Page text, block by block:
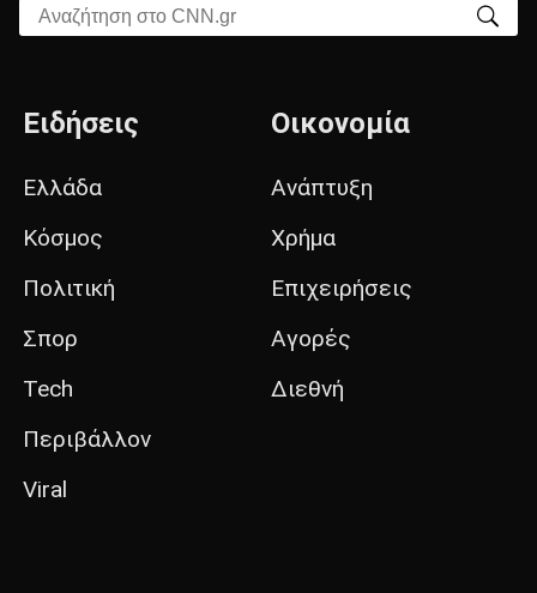
Αναζήτηση στο CNN.gr
Ειδήσεις
Ελλάδα
Κόσμος
Πολιτική
Σπορ
Tech
Περιβάλλον
Viral
Οικονομία
Ανάπτυξη
Χρήμα
Επιχειρήσεις
Αγορές
Διεθνή